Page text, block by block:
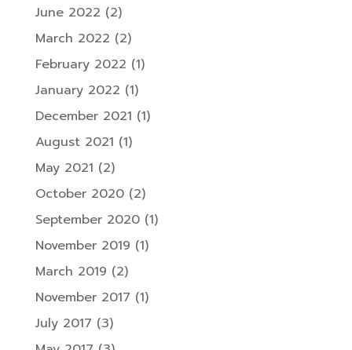
June 2022 (2)
March 2022 (2)
February 2022 (1)
January 2022 (1)
December 2021 (1)
August 2021 (1)
May 2021 (2)
October 2020(2)
September 2020(1)
November 2019 (1)
March 2019 (2)
November 2017 (1)
July 2017 (3)